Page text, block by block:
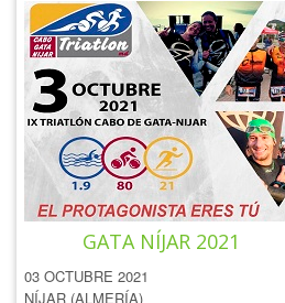
IX TRIATLÓN MD CABO DE
GATA NÍJAR 2021
03 OCTUBRE 2021
NÍJAR (ALMERÍA)